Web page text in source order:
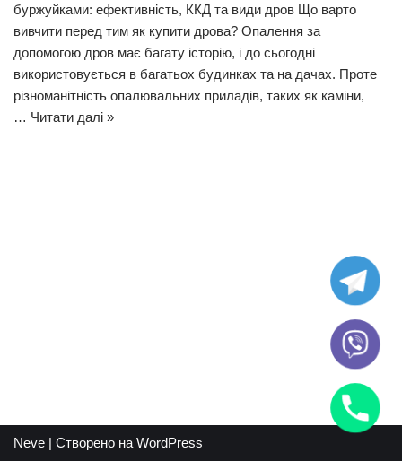
буржуйками: ефективність, ККД та види дров Що варто
вивчити перед тим як купити дрова? Опалення за
допомогою дров має багату історію, і до сьогодні
використовується в багатьох будинках та на дачах. Проте
різноманітність опалювальних приладів, таких як каміни,
… Читати далі »
Neve | Створено на WordPress